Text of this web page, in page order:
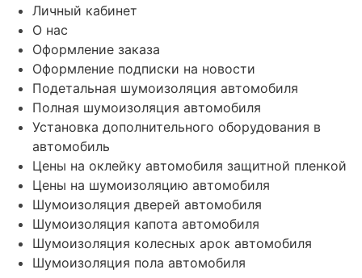
Личный кабинет
О нас
Оформление заказа
Оформление подписки на новости
Подетальная шумоизоляция автомобиля
Полная шумоизоляция автомобиля
Установка дополнительного оборудования в
автомобиль
Цены на оклейку автомобиля защитной пленкой
Цены на шумоизоляцию автомобиля
Шумоизоляция дверей автомобиля
Шумоизоляция капота автомобиля
Шумоизоляция колесных арок автомобиля
Шумоизоляция пола автомобиля